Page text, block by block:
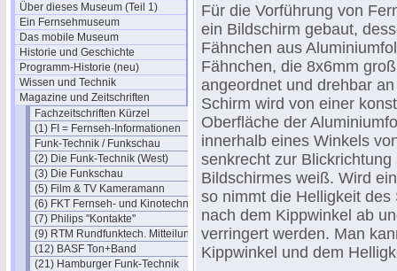
Über dieses Museum (Teil 1)
Ein Fernsehmuseum
Das mobile Museum
Historie und Geschichte
Programm-Historie (neu)
Wissen und Technik
Magazine und Zeitschriften
Fachzeitschriften Kürzel
(1) FI = Fernseh-Informationen
Funk-Technik / Funkschau
(2) Die Funk-Technik (West)
(3) Die Funkschau
(5) Film & TV Kameramann
(6) FKT Fernseh- und Kinotechnik
(7) Philips "Kontakte"
(9) RTM Rundfunktech. Mitteilungen
(12) BASF Ton+Band
(21) Hamburger Funk-Technik
Für die Vorführung von
ein Bildschirm gebaut,
Fähnchen aus
Fähnchen, die 8x6mm
angeordnet und drehbar
Schirm wird von einer
Oberfläche der
innerhalb eines Winkels
senkrecht zur
Bildschirmes weiß. Wird
so nimmt die Helligkeit
nach dem Kippwinkel ab
verringert werden. Man
Kippwinkel und dem